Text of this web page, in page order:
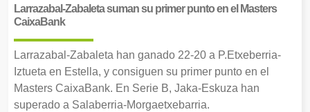
Larrazabal-Zabaleta suman su primer punto en el Masters
CaixaBank
Larrazabal-Zabaleta han ganado 22-20 a P.Etxeberria-
Iztueta en Estella, y consiguen su primer punto en el
Masters CaixaBank. En Serie B, Jaka-Eskuza han
superado a Salaberria-Morgaetxebarria.